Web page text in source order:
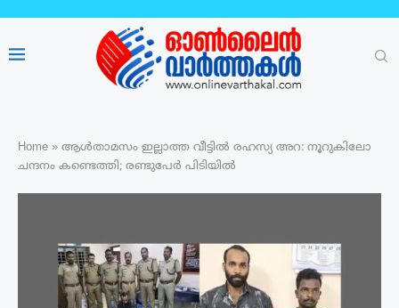
Home » ആൾതാമസം ഇല്ലാത്ത വീട്ടിൽ രഹസ്യ അറ: നൂറുകിലോ
ചന്ദനം കണ്ടെത്തി; രണ്ടുപേർ പിടിയിൽ